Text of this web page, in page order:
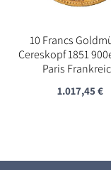
10 Francs
Cereskopf 1851
Paris
1.017,45 €